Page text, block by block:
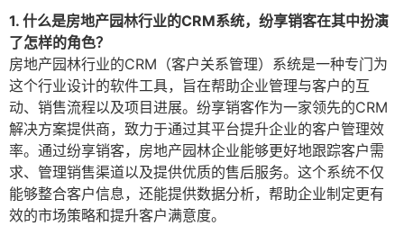
1. 什么是房地产园林行业的CRM系统，纷享销客在其中扮演
了怎样的角色？
房地产园林行业的CRM（客户关系管理）系统是一种专门为
这个行业设计的软件工具，旨在帮助企业管理与客户的互
动、销售流程以及项目进展。纷享销客作为一家领先的CRM
解决方案提供商，致力于通过其平台提升企业的客户管理效
率。通过纷享销客，房地产园林企业能够更好地跟踪客户需
求、管理销售渠道以及提供优质的售后服务。这个系统不仅
能够整合客户信息，还能提供数据分析，帮助企业制定更有
效的市场策略和提升客户满意度。